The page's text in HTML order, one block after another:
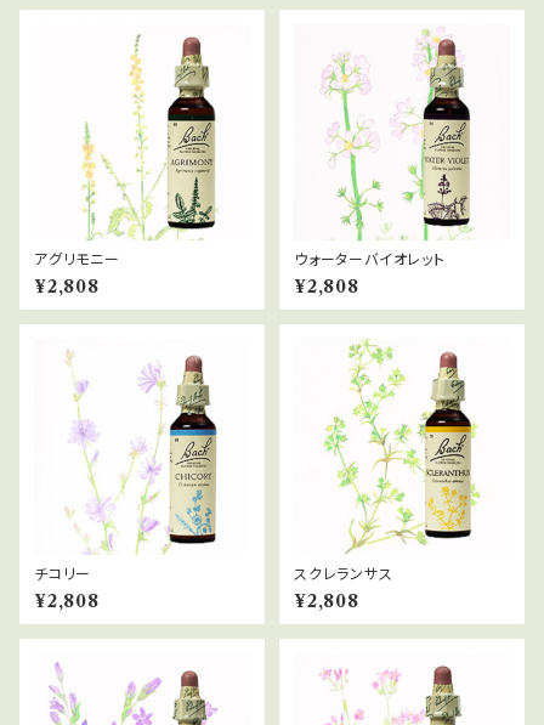
アグリモニー
¥2,808
ウォーターバイオレット
¥2,808
チコリー
¥2,808
スクレランサス
¥2,808